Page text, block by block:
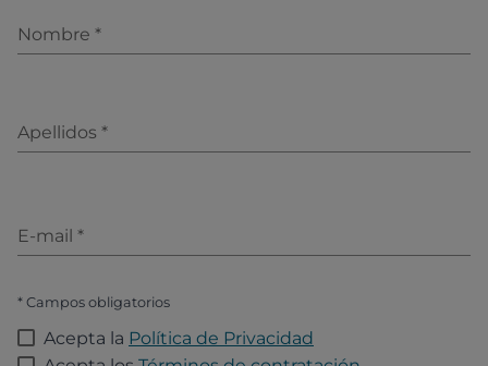
Nombre *
Apellidos *
E-mail *
* Campos obligatorios
Acepta la Política de Privacidad